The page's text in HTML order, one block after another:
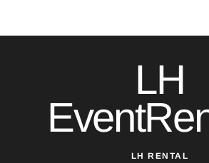
LH
LH RENTAL